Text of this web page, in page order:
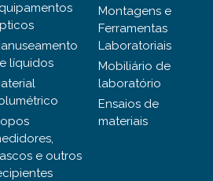
líquidos
e outros
Montagens e
Ferramentas
Laboratoriais
Mobiliário de
laboratório
Ensaios de
materiais